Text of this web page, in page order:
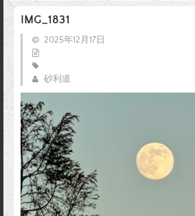
IMG_1831
2025年12月17日
砂利道